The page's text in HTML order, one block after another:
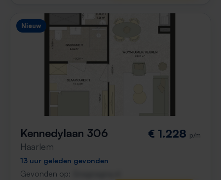
Nieuw
Kennedylaan 306
Haarlem
€ 1.228 p/m
13 uur geleden gevonden
Gevonden op: